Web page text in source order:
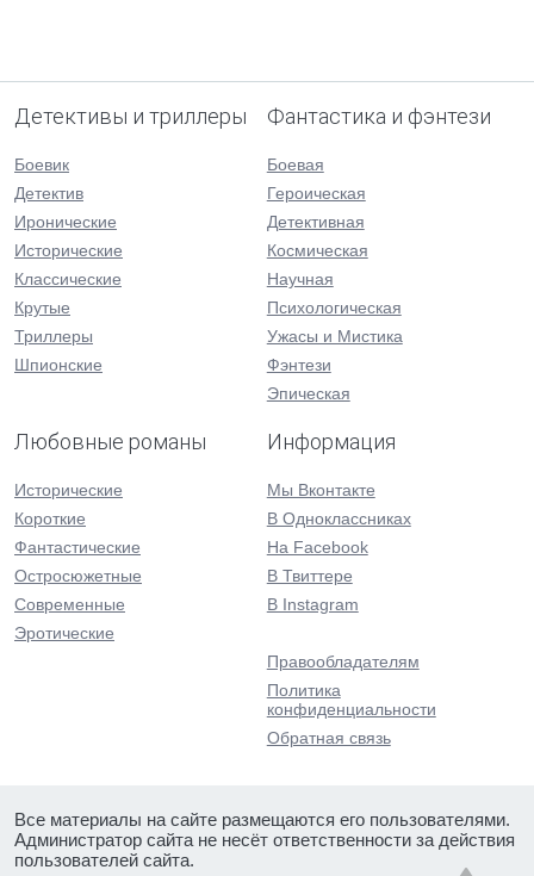
Детективы и триллеры
Боевик
Детектив
Иронические
Исторические
Классические
Крутые
Триллеры
Шпионские
Фантастика и фэнтези
Боевая
Героическая
Детективная
Космическая
Научная
Психологическая
Ужасы и Мистика
Фэнтези
Эпическая
Любовные романы
Исторические
Короткие
Фантастические
Остросюжетные
Современные
Эротические
Информация
Мы Вконтакте
В Одноклассниках
На Facebook
В Твиттере
В Instagram
Правообладателям
Политика
конфиденциальности
Обратная связь
Все материалы на сайте размещаются его пользователями.
Администратор сайта не несёт ответственности за действия
пользователей сайта.